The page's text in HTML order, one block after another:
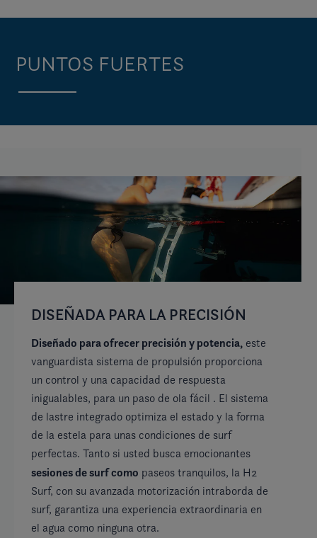
PUNTOS FUERTES
DISEÑADA PARA LA PRECISIÓN
Diseñado para ofrecer precisión y potencia, este
vanguardista sistema de propulsión proporciona
un control y una capacidad de respuesta
inigualables, para un paso de ola fácil . El sistema
de lastre integrado optimiza el estado y la forma
de la estela para unas condiciones de surf
perfectas. Tanto si usted busca emocionantes
sesiones de surf como paseos tranquilos, la H2
Surf, con su avanzada motorización intraborda de
surf, garantiza una experiencia extraordinaria en
el agua como ninguna otra.